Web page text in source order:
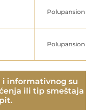
Polupansion
Polupansion
i informativnog su
ili tip smeštaja